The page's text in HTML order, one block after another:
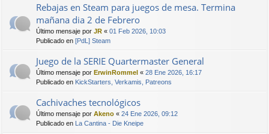
Rebajas en Steam para juegos de mesa. Termina
mañana dia 2 de Febrero
Último mensaje por JR « 01 Feb 2026, 10:03
Publicado en [PdL] Steam
Juego de la SERIE Quartermaster General
Último mensaje por ErwinRommel « 28 Ene 2026, 16:17
Publicado en KickStarters, Verkamis, Patreons
Cachivaches tecnológicos
Último mensaje por Akeno « 24 Ene 2026, 09:12
Publicado en La Cantina - Die Kneipe